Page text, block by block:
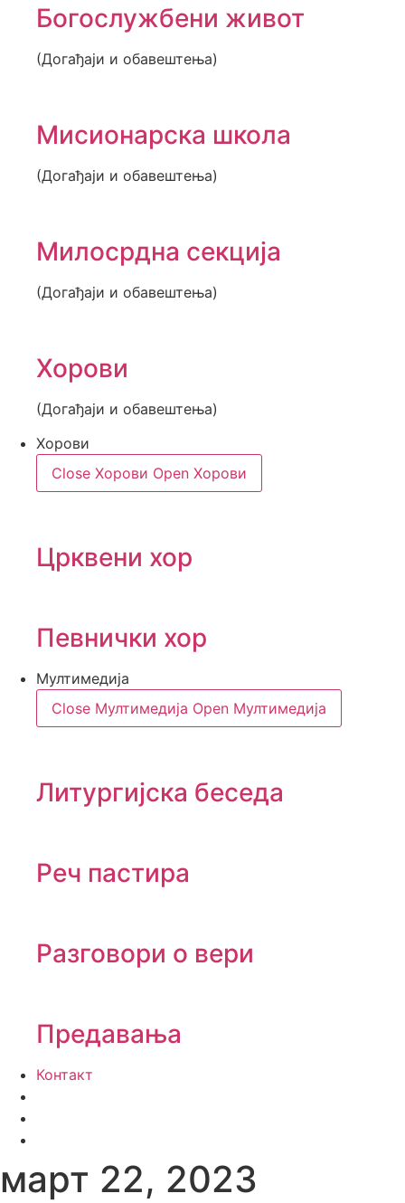
Богослужбени живот
(Догађаји и обавештења)
Мисионарска школа
(Догађаји и обавештења)
Милосрдна секција
(Догађаји и обавештења)
Хорови
(Догађаји и обавештења)
Хорови
Close Хорови Open Хорови
Црквени хор
Певнички хор
Мултимедија
Close Мултимедија Open Мултимедија
Литургијска беседа
Реч пастира
Разговори о вери
Предавања
Контакт
март 22, 2023